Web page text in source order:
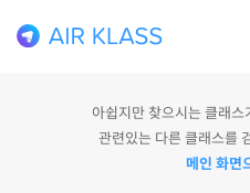
아쉽지만 찾으시는 클래
관련있는 다른 클래스를
메인 화면